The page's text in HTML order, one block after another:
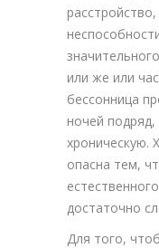
или же или
бессонница
ночей
хроническую.
опасна тем,
достаточно
Для того,